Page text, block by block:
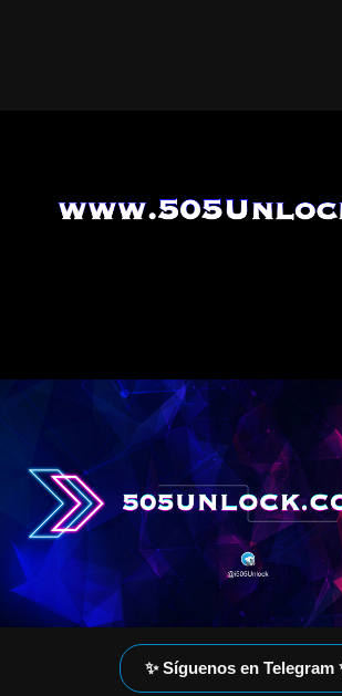
✨ Síguenos en Telegram